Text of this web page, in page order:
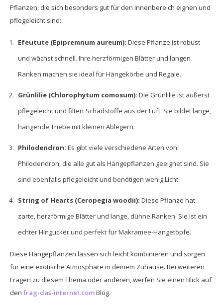
Pflanzen, die sich besonders gut für den Innenbereich eignen und
pflegeleicht sind:
Efeutute (Epipremnum aureum): Diese Pflanze ist robust
und wächst schnell. Ihre herzförmigen Blätter und langen
Ranken machen sie ideal für Hängekörbe und Regale.
Grünlilie (Chlorophytum comosum): Die Grünlilie ist äußerst
pflegeleicht und filtert Schadstoffe aus der Luft. Sie bildet lange,
hängende Triebe mit kleinen Ablegern.
Philodendron: Es gibt viele verschiedene Arten von
Philodendron, die alle gut als Hängepflanzen geeignet sind. Sie
sind ebenfalls pflegeleicht und benötigen wenig Licht.
String of Hearts (Ceropegia woodii): Diese Pflanze hat
zarte, herzförmige Blätter und lange, dünne Ranken. Sie ist ein
echter Hingucker und perfekt für Makramee-Hängetöpfe.
Diese Hängepflanzen lassen sich leicht kombinieren und sorgen
für eine exotische Atmosphäre in deinem Zuhause. Bei weiteren
Fragen zu diesem Thema oder anderen, werfen Sie einen Blick auf
den frag-das-internet.comBlog.